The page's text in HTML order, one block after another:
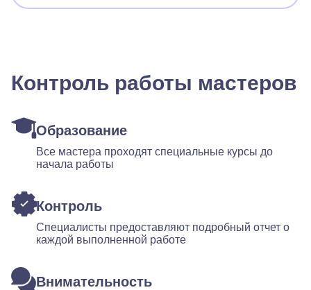
Контроль работы мастеров
Образование
Все мастера проходят специальные курсы до
начала работы
Контроль
Специалисты предоставляют подробный отчет о
каждой выполненной работе
Внимательность